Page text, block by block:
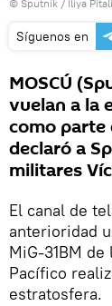
© Sputnik / Iliya
Síguenos en
MOSCÚ
vuelan a la
como parte
declaró a
militares
El canal de
anterioridad
MiG-31BM
Pacífico
estratosfera.